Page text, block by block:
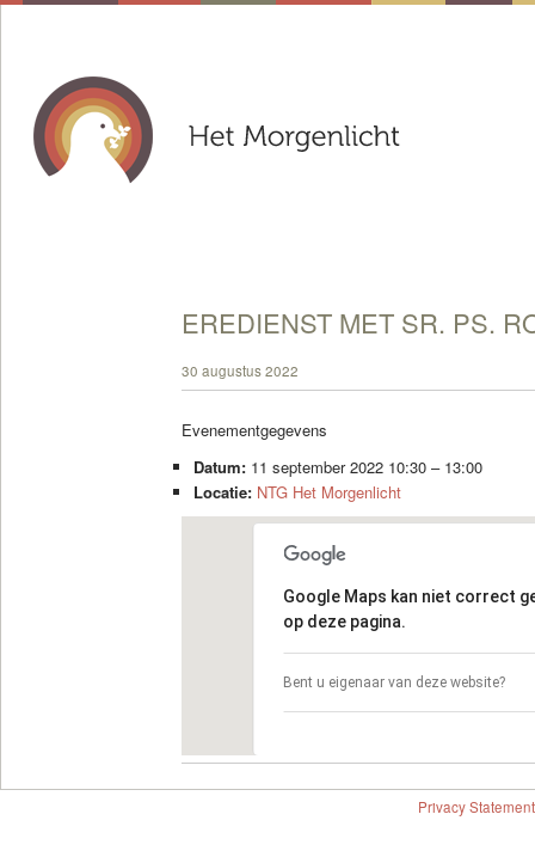
EREDIENST MET SR. PS.
30 augustus 2022
Evenementgegevens
Datum: 11 september 2022 10:30– 13:00
Locatie: NTG Het Morgenlicht
Google Maps kan niet correct
op deze pagina.
Bent u eigenaar van deze website?
Privacy Statement